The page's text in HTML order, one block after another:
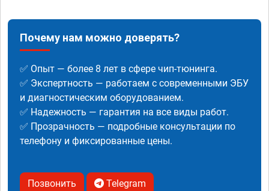
Почему нам можно доверять?
✅ Опыт — более 8 лет в сфере чип-тюнинга.
✅ Экспертность — работаем с современными ЭБУ
и диагностическим оборудованием.
✅ Надежность — гарантия на все виды работ.
✅ Прозрачность — подробные консультации по
телефону и фиксированные цены.
Позвонить Telegram